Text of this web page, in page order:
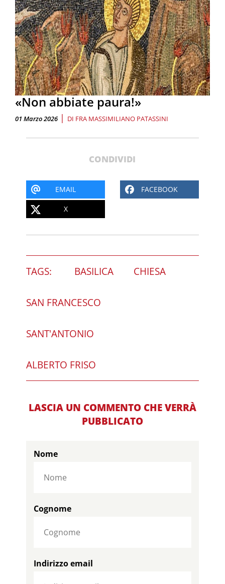
«Non abbiate paura!»
01 Marzo 2026 | DI FRA MASSIMILIANO PATASSINI
CONDIVIDI
EMAIL FACEBOOK
X
TAGS: BASILICA CHIESA
SAN FRANCESCO
SANT'ANTONIO
ALBERTO FRISO
LASCIA UN COMMENTO CHE VERRÀ
PUBBLICATO
Nome
Cognome
Indirizzo email